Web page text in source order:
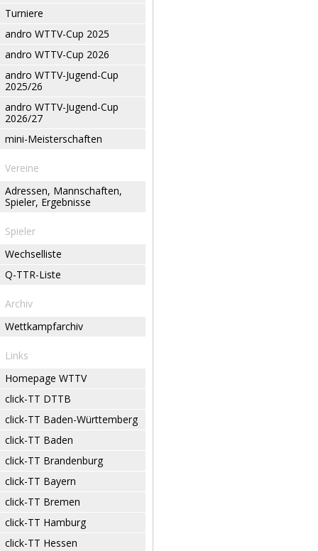
Turniere
andro WTTV-Cup 2025
andro WTTV-Cup 2026
andro WTTV-Jugend-Cup
2025/26
andro WTTV-Jugend-Cup
2026/27
mini-Meisterschaften
Vereine
Adressen, Mannschaften,
Spieler, Ergebnisse
Spieler
Wechselliste
Q-TTR-Liste
Archiv
Wettkampfarchiv
Links
Homepage WTTV
click-TT DTTB
click-TT Baden-Württemberg
click-TT Baden
click-TT Brandenburg
click-TT Bayern
click-TT Bremen
click-TT Hamburg
click-TT Hessen